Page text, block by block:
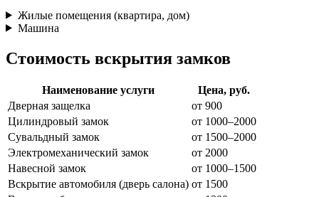
Жилые помещения (квартира, дом)
Машина
Стоимость вскрытия замков
Наименование услуги
Цена, руб.
Дверная защелка
от 900
Цилиндровый замок
от 1000–2000
Сувальдный замок
от 1500–2000
Электромеханический замок
от 2000
Навесной замок
от 1000–1500
Вскрытие автомобиля (дверь салона) от 1500